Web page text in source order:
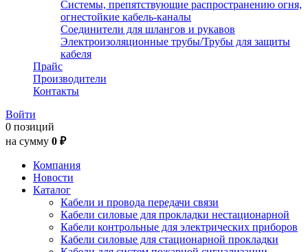
Системы, препятствующие распространению огня,
огнестойкие кабель-каналы
Соединители для шлангов и рукавов
Электроизоляционные трубы/Трубы для защиты
кабеля
Прайс
Производители
Контакты
Войти
0 позиций
на сумму 0 ₽
Компания
Новости
Каталог
Кабели и провода передачи связи
Кабели силовые для прокладки нестационарной
Кабели контрольные для электрических приборов
Кабели силовые для стационарной прокладки